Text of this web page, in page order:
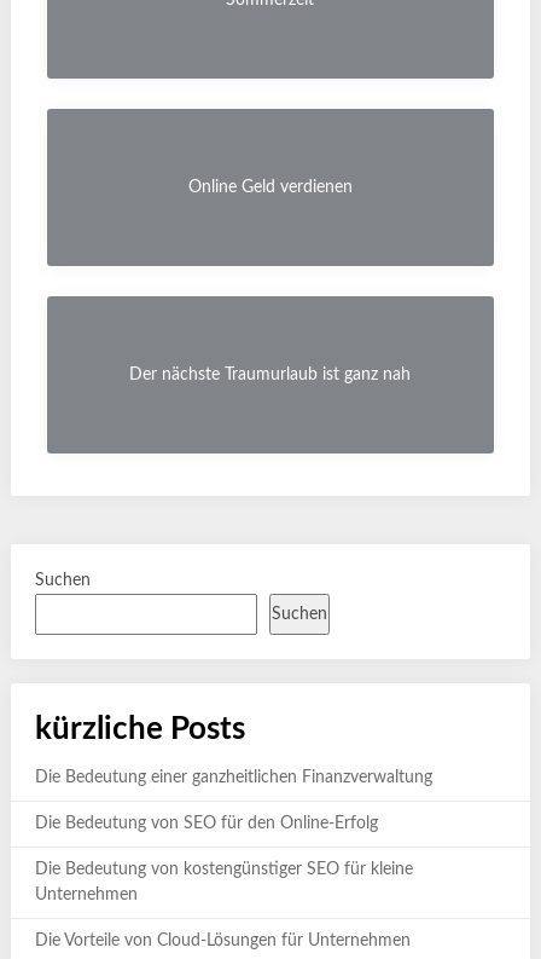
Online Geld verdienen
Der nächste Traumurlaub ist ganz nah
Suchen
Suchen
kürzliche Posts
Die Bedeutung einer ganzheitlichen Finanzverwaltung
Die Bedeutung von SEO für den Online-Erfolg
Die Bedeutung von kostengünstiger SEO für kleine
Unternehmen
Die Vorteile von Cloud-Lösungen für Unternehmen